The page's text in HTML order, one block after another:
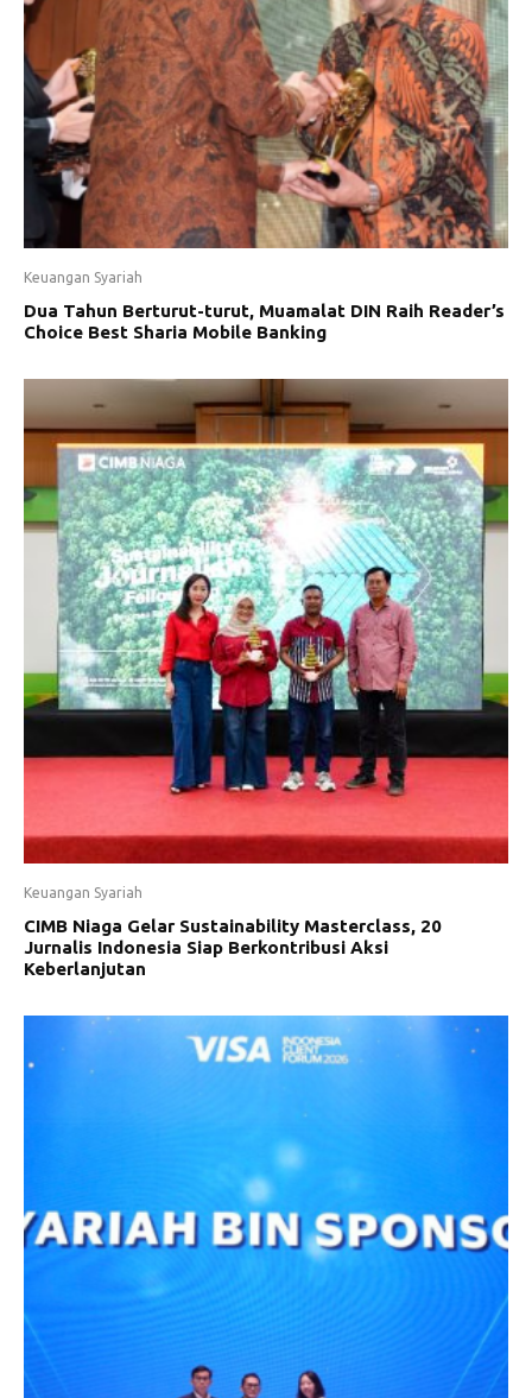
Keuangan Syariah
Dua Tahun Berturut-turut, Muamalat DIN Raih Reader’s
Choice Best Sharia Mobile Banking
Keuangan Syariah
CIMB Niaga Gelar Sustainability Masterclass, 20
Jurnalis Indonesia Siap Berkontribusi Aksi
Keberlanjutan